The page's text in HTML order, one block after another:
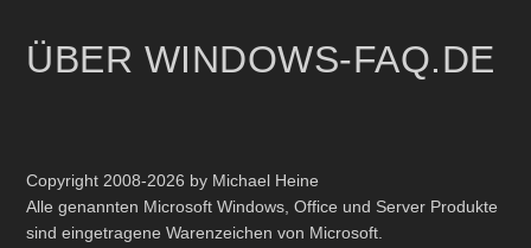
ÜBER WINDOWS-FAQ.DE
Copyright 2008-2026 by Michael Heine
Alle genannten Microsoft Windows, Office und Server Produkte
sind eingetragene Warenzeichen von Microsoft.